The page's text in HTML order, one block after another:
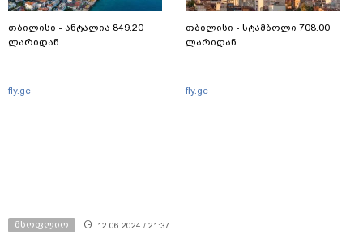
თბილისი - ანტალია 849.20
ლარიდან
fly.ge
თბილისი - სტამბოლი 708.00
ლარიდან
fly.ge
მსოფლიო 12.06.2024 / 21:37